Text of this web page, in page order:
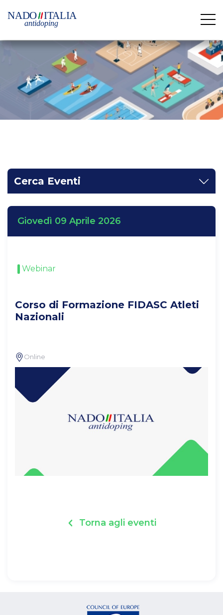
Cerca Eventi
Giovedì 09 Aprile 2026
Webinar
Corso di Formazione FIDASC Atleti
Nazionali
Online
Torna agli eventi